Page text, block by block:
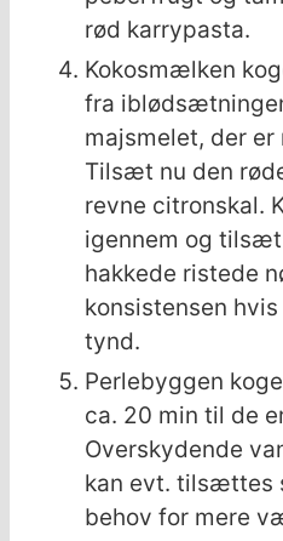
rød karrypasta.
Kokosmælken
fra
majsmelet, der
Tilsæt nu den
revne citronskal.
igennem og
hakkede ristede
konsistensen
tynd.
Perlebyggen
ca. 20 min til de
Overskydende
kan evt. tilsættes
behov for mere